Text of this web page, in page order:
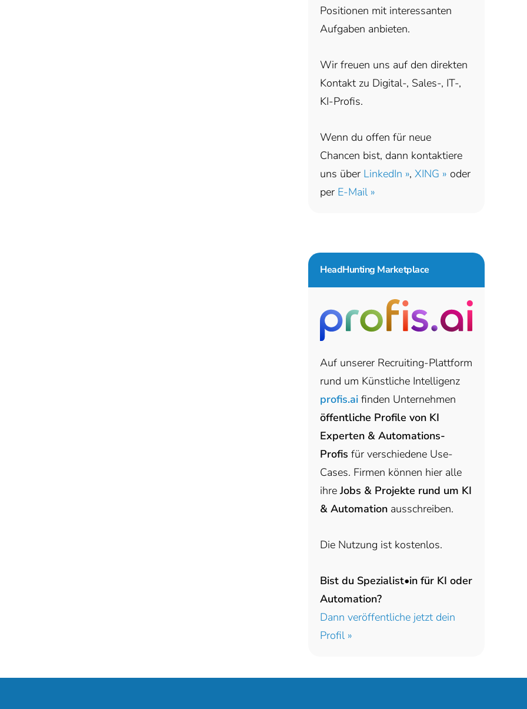
Positionen mit interessanten
Aufgaben anbieten.
Wir freuen uns auf den direkten
Kontakt zu Digital-, Sales-, IT-,
KI-Profis.
Wenn du offen für neue
Chancen bist, dann kontaktiere
uns über LinkedIn », XING » oder
per E-Mail »
HeadHunting Marketplace
Auf unserer Recruiting-Plattform
rund um Künstliche Intelligenz
profis.ai finden Unternehmen
öffentliche Profile von KI
Experten & Automations-
Profis für verschiedene Use-
Cases. Firmen können hier alle
ihreJobs & Projekte rund um KI
& Automation ausschreiben.
Die Nutzung ist kostenlos.
Bist du Spezialist•in für KI oder
Automation?
Dann veröffentliche jetzt dein
Profil »